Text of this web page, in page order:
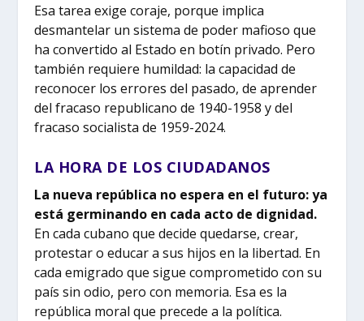
Esa tarea exige coraje, porque implica
desmantelar un sistema de poder mafioso que
ha convertido al Estado en botín privado. Pero
también requiere humildad: la capacidad de
reconocer los errores del pasado, de aprender
del fracaso republicano de 1940-1958 y del
fracaso socialista de 1959-2024.
LA HORA DE LOS CIUDADANOS
La nueva república no espera en el futuro: ya
está germinando en cada acto de dignidad.
En cada cubano que decide quedarse, crear,
protestar o educar a sus hijos en la libertad. En
cada emigrado que sigue comprometido con su
país sin odio, pero con memoria. Esa es la
república moral que precede a la política.